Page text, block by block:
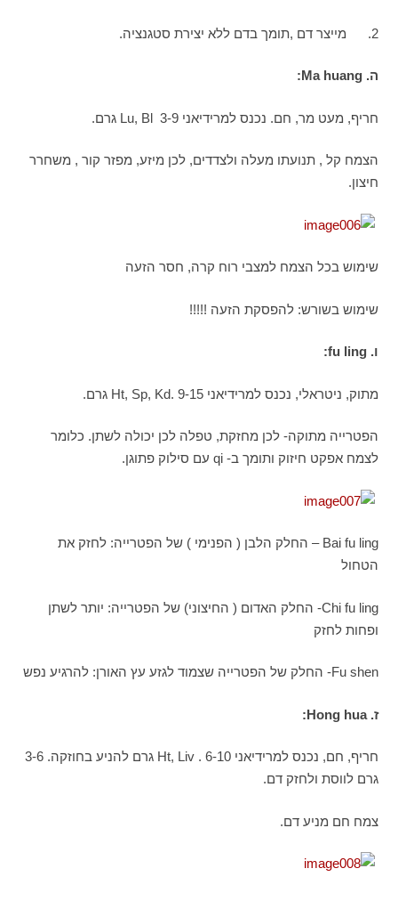
2. מייצר דם ,תומך בדם ללא יצירת סטגנציה.
ה.Ma huang
:
חריף, מעט מר, חם. נכנס למרידיאני Lu, Bl 3-9 גרם.
הצמח קל , תנועתו מעלה ולצדדים, לכן מיזע, מפזר קור , משחרר
חיצון.
שימוש בכל הצמח למצבי רוח קרה, חסר הזעה
שימוש בשורש: להפסקת הזעה !!!!!
ו.fu ling
:
מתוק, ניטראלי, נכנס למרידיאני Ht, Sp, Kd. 9-15 גרם.
הפטרייה מתוקה- לכן מחזקת, טפלה לכן יכולה לשתן. כלומר
לצמח אפקט חיזוק ותומך ב- qi עם סילוק פתוגן.
Bai fu ling – החלק הלבן ( הפנימי ) של הפטרייה: לחזק את
הטחול
Chi fu ling- החלק האדום ( החיצוני) של הפטרייה: יותר לשתן
ופחות לחזק
Fu shen- החלק של הפטרייה שצמוד לגזע עץ האורן: להרגיע נפש
ז.Hong hua
:
חריף, חם, נכנס למרידיאני Ht, Liv . 6-10 גרם להניע בחוזקה. 3-6
גרם לווסת ולחזק דם.
צמח חם מניע דם.